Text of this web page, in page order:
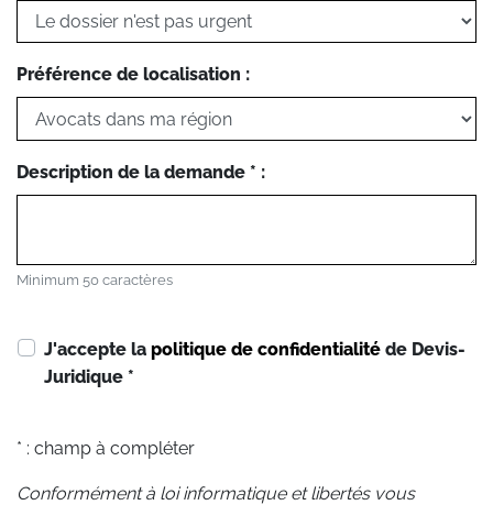
Préférence de localisation :
Description de la demande * :
Minimum 50 caractères
J'accepte la politique de confidentialité de Devis-
Juridique *
* : champ à compléter
Conformément à loi informatique et libertés vous